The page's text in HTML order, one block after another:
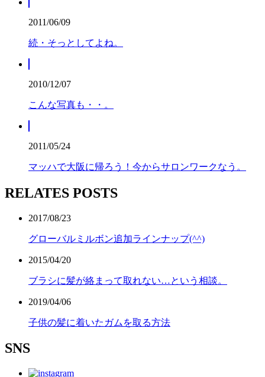
2011/06/09
続・そっとしてよね。
2010/12/07
こんな写真も・・。
2011/05/24
マッハで大阪に帰ろう！今からサロンワークなう。
RELATES POSTS
2017/08/23
グローバルミルボン追加ラインナップ(^^)
2015/04/20
ブラシに髪が絡まって取れない…という相談。
2019/04/06
子供の髪に着いたガムを取る方法
SNS